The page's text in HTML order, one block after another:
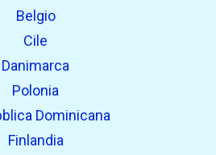
Belgio
Cile
Danimarca
Polonia
Dominicana
Finlandia